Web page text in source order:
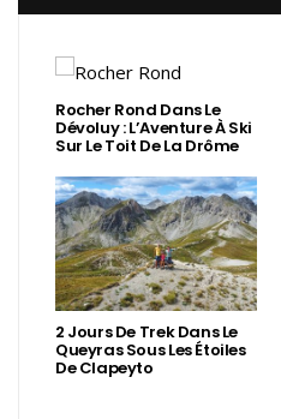
Rocher Rond Dans Le
Dévoluy : L’Aventure À Ski
Sur Le Toit De La Drôme
2 Jours De Trek Dans Le
Queyras Sous Les Étoiles
De Clapeyto